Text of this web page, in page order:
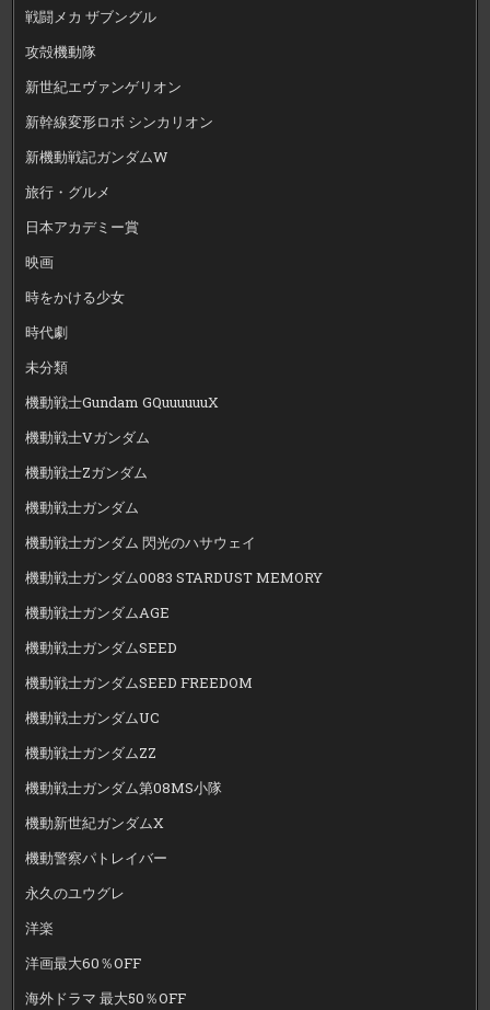
戦闘メカ ザブングル
攻殻機動隊
新世紀エヴァンゲリオン
新幹線変形ロボ シンカリオン
新機動戦記ガンダムW
旅行・グルメ
日本アカデミー賞
映画
時をかける少女
時代劇
未分類
機動戦士Gundam GQuuuuuuX
機動戦士Vガンダム
機動戦士Zガンダム
機動戦士ガンダム
機動戦士ガンダム 閃光のハサウェイ
機動戦士ガンダム0083 STARDUST MEMORY
機動戦士ガンダムAGE
機動戦士ガンダムSEED
機動戦士ガンダムSEED FREEDOM
機動戦士ガンダムUC
機動戦士ガンダムZZ
機動戦士ガンダム第08MS小隊
機動新世紀ガンダムX
機動警察パトレイバー
永久のユウグレ
洋楽
洋画最大60％OFF
海外ドラマ 最大50％OFF